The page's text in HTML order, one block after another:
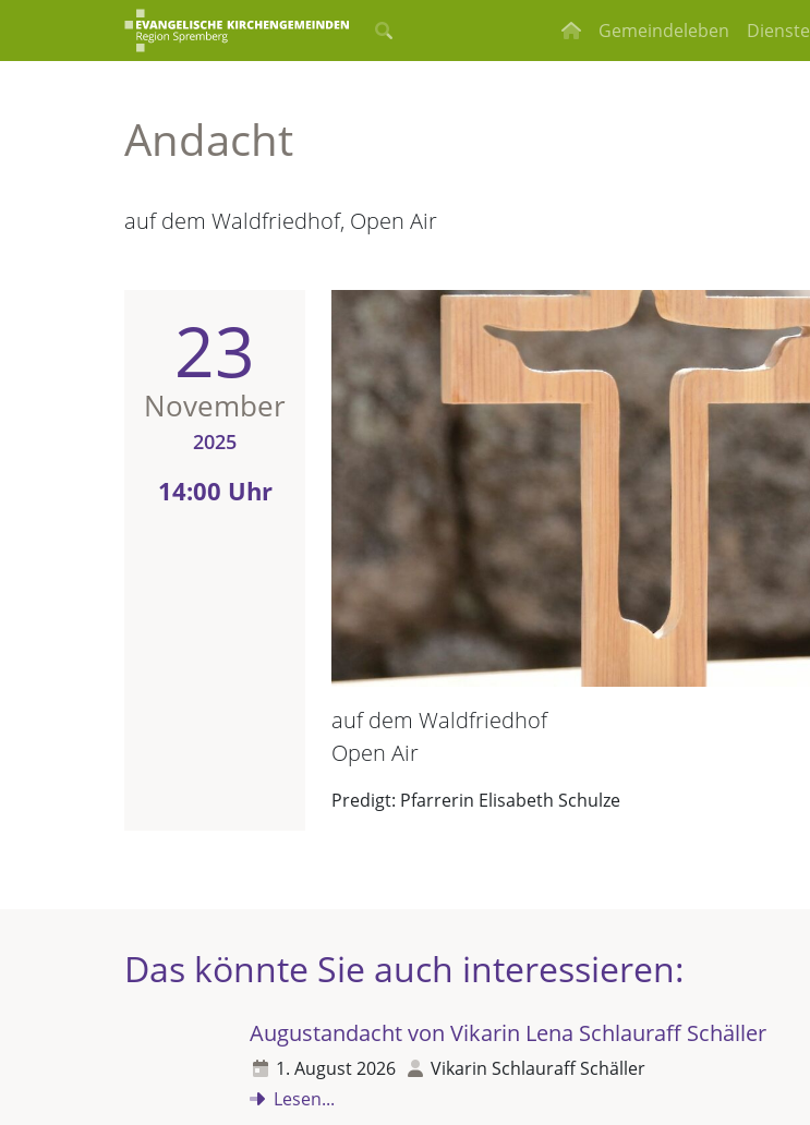
Gemeindeleben Dienste
Andacht
auf dem Waldfriedhof, Open Air
23
November
2025
14:00 Uhr
auf dem Waldfriedhof
Open Air
Predigt: Pfarrerin Elisabeth Schulze
Das könnte Sie auch interessieren:
Augustandacht von Vikarin Lena Schlauraff Schäller
1. August 2026
Vikarin Schlauraff Schäller
Lesen...